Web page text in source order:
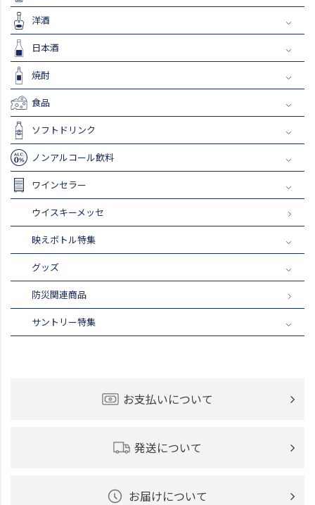
洋酒
日本酒
焼酎
食品
ソフトドリンク
ノンアルコール飲料
ワインセラー
ウイスキーメッセ
映えボトル特集
グッズ
防災関連商品
サントリー特集
お支払いについて
発送について
お届けについて